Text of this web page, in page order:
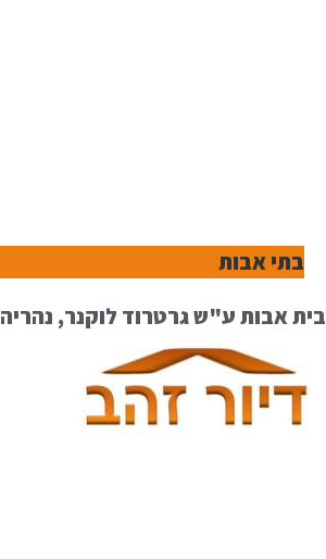
בתי אבות
בית אבות ע"ש גרטרוד לוקנר, נהריה